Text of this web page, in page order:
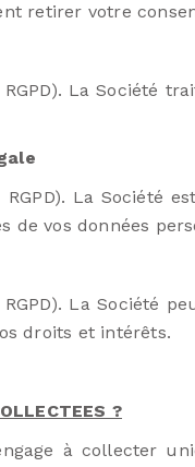
retirer votre
La Société
La Société
de vos données
La Société
droits et intérêts.
?
à collecter